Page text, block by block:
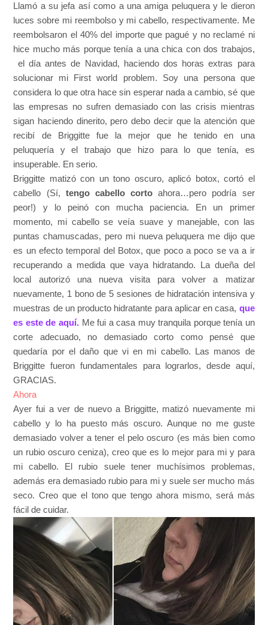
Llamó a su jefa así como a una amiga peluquera y le dieron
luces sobre mi reembolso y mi cabello, respectivamente. Me
reembolsaron el 40% del importe que pagué y no reclamé ni
hice mucho más porque tenía a una chica con dos trabajos,
el día antes de Navidad, haciendo dos horas extras para
solucionar mi First world problem. Soy una persona que
considera lo que otra hace sin esperar nada a cambio, sé que
las empresas no sufren demasiado con las crisis mientras
sigan haciendo dinerito, pero debo decir que la atención que
recibí de Briggitte fue la mejor que he tenido en una
peluquería y el trabajo que hizo para lo que tenía, es
insuperable. En serio.
Briggitte matizó con un tono oscuro, aplicó botox, cortó el
cabello (Sí, tengo cabello cortoahora…pero podría ser
peor!) y lo peinó con mucha paciencia. En un primer
momento, mi cabello se veía suave y manejable, con las
puntas chamuscadas, pero mi nueva peluquera me dijo que
es un efecto temporal del Botox, que poco a poco se va a ir
recuperando a medida que vaya hidratando. La dueña del
local autorizó una nueva visita para volver a matizar
nuevamente, 1 bono de 5 sesiones de hidratación intensiva y
muestras de un producto hidratante para aplicar en casa, que
es este de aquí. Me fui a casa muy tranquila porque tenía un
corte adecuado, no demasiado corto como pensé que
quedaría por el daño que vi en mi cabello. Las manos de
Briggitte fueron fundamentales para lograrlos, desde aquí,
GRACIAS.
Ahora
Ayer fui a ver de nuevo a Briggitte, matizó nuevamente mi
cabello y lo ha puesto más oscuro. Aunque no me guste
demasiado volver a tener el pelo oscuro (es más bien como
un rubio oscuro ceniza), creo que es lo mejor para mi y para
mi cabello. El rubio suele tener muchísimos problemas,
además era demasiado rubio para mi y suele ser mucho más
seco. Creo que el tono que tengo ahora mismo, será más
fácil de cuidar.